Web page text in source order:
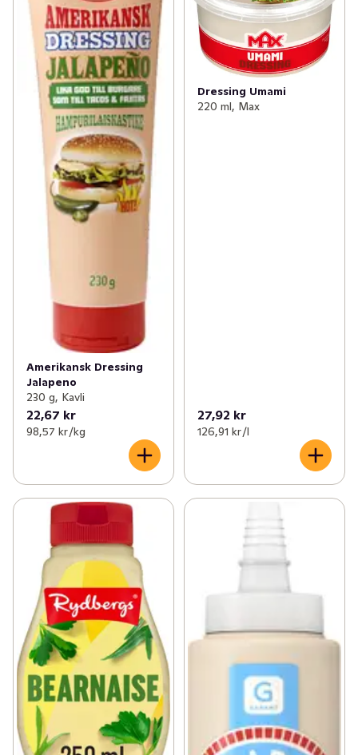
Amerikansk Dressing
Jalapeno
230 g, Kavli
22,67 kr
98,57 kr /kg
Dressing Umami
220 ml, Max
27,92 kr
126,91 kr /l